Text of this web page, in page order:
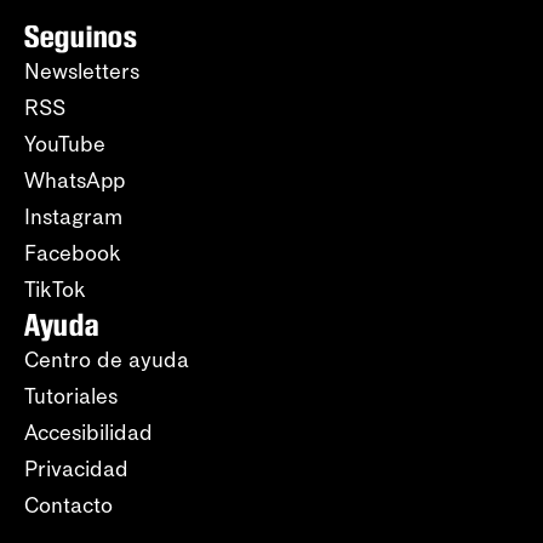
Seguinos
Newsletters
RSS
YouTube
WhatsApp
Instagram
Facebook
TikTok
Ayuda
Centro de ayuda
Tutoriales
Accesibilidad
Privacidad
Contacto